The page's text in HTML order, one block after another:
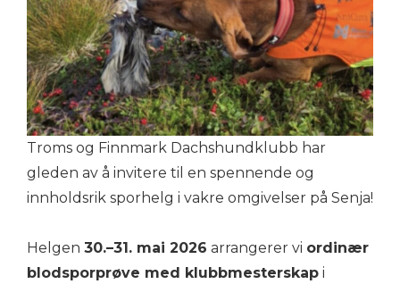
Troms og Finnmark Dachshundklubb har
gleden av å invitere til en spennende og
innholdsrik sporhelg i vakre omgivelser på Senja!
Helgen 30.–31. mai 2026 arrangerer vi ordinær
blodsporprøve med klubbmesterskap i